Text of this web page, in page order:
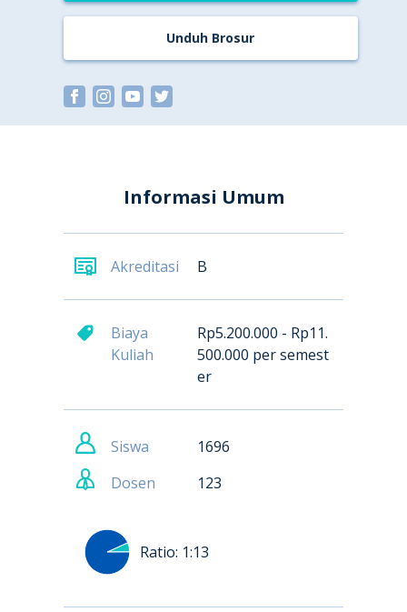
Unduh Brosur
Informasi Umum
Akreditasi B
Biaya
Kuliah
Rp5.200.000 - Rp11.
500.000 per semest
er
Siswa
Dosen
1696
123
Ratio: 1:13